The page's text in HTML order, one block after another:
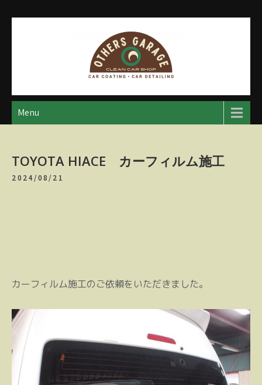
アザースガレージ
【神奈川・厚木・愛川】カーメンテナンス
Menu
TOYOTA HIACE カーフィルム施工
2024/08/21
カーフィルム施工のご依頼をいただきました。